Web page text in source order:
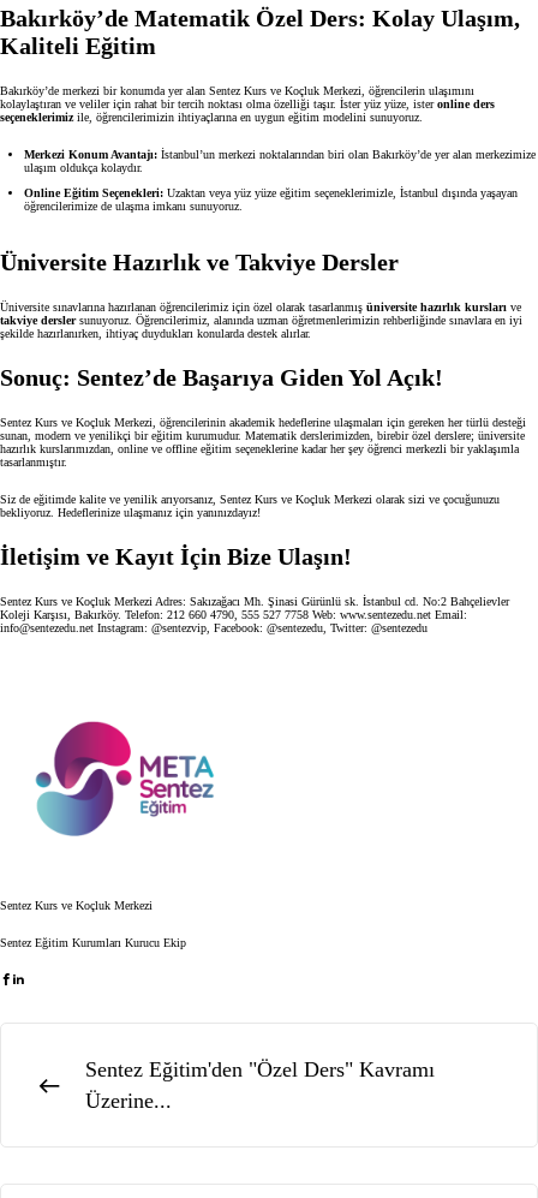
Bakırköy’de Matematik Özel Ders: Kolay Ulaşım,
Kaliteli Eğitim
Bakırköy’de merkezi bir konumda yer alan Sentez Kurs ve Koçluk Merkezi, öğrencilerin ulaşımını
kolaylaştıran ve veliler için rahat bir tercih noktası olma özelliği taşır. İster yüz yüze, isteronline ders
seçeneklerimizile, öğrencilerimizin ihtiyaçlarına en uygun eğitim modelini sunuyoruz.
Merkezi Konum Avantajı: İstanbul’un merkezi noktalarından biri olan Bakırköy’de yer alan merkezimize
ulaşım oldukça kolaydır.
Online Eğitim Seçenekleri: Uzaktan veya yüz yüze eğitim seçeneklerimizle, İstanbul dışında yaşayan
öğrencilerimize de ulaşma imkanı sunuyoruz.
Üniversite Hazırlık ve Takviye Dersler
Üniversite sınavlarına hazırlanan öğrencilerimiz için özel olarak tasarlanmış üniversite hazırlık kursları ve
takviye derslersunuyoruz. Öğrencilerimiz, alanında uzman öğretmenlerimizin rehberliğinde sınavlara en iyi
şekilde hazırlanırken, ihtiyaç duydukları konularda destek alırlar.
Sonuç: Sentez’de Başarıya Giden Yol Açık!
Sentez Kurs ve Koçluk Merkezi, öğrencilerinin akademik hedeflerine ulaşmaları için gereken her türlü desteği
sunan, modern ve yenilikçi bir eğitim kurumudur. Matematik derslerimizden, birebir özel derslere; üniversite
hazırlık kurslarımızdan, online ve offline eğitim seçeneklerine kadar her şey öğrenci merkezli bir yaklaşımla
tasarlanmıştır.
Siz de eğitimde kalite ve yenilik arıyorsanız, Sentez Kurs ve Koçluk Merkezi olarak sizi ve çocuğunuzu
bekliyoruz. Hedeflerinize ulaşmanız için yanınızdayız!
İletişim ve Kayıt İçin Bize Ulaşın!
Sentez Kurs ve Koçluk Merkezi Adres: Sakızağacı Mh. Şinasi Gürünlü sk. İstanbul cd. No:2 Bahçelievler
Koleji Karşısı, Bakırköy. Telefon: 212 660 4790, 555 527 7758 Web: www.sentezedu.net Email:
info@sentezedu.net Instagram: @sentezvip , Facebook: @sentezedu , Twitter: @sentezedu
Sentez Kurs ve Koçluk Merkezi
Sentez Eğitim Kurumları Kurucu Ekip
Sentez Eğitim'den "Özel Ders" Kavramı
Üzerine...